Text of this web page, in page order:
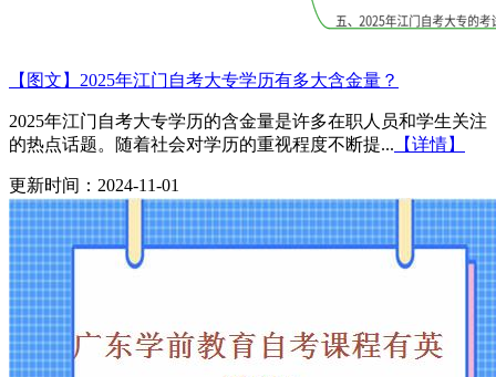
【图文】2025年江门自考大专学历有多大含金量？
2025年江门自考大专学历的含金量是许多在职人员和学生关注
的热点话题。随着社会对学历的重视程度不断提... 【详情】
更新时间：2024-11-01